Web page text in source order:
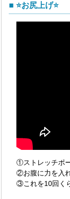
⭐️お尻上げ⭐️
①ストレッチポ
②お腹に力を入
③これを10回く